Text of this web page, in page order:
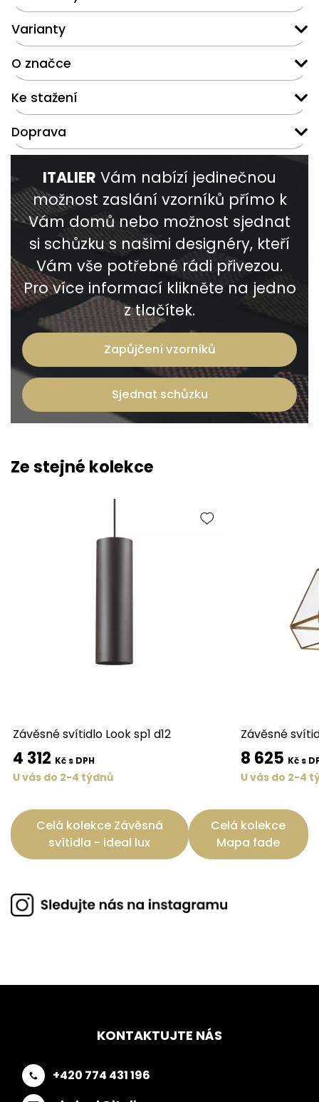
Varianty
O značce
Ke stažení
Doprava
ITALIER Vám nabízí jedinečnou
možnost zaslání vzorníků přímo k
Vám domů nebo možnost sjednat
si schůzku s našimi designéry, kteří
Vám vše potřebné rádi přivezou.
Pro více informací klikněte na jedno
z tlačítek.
Zapůjčení vzorníků
Sjednat schůzku
Ze stejné kolekce
Závěsné svítidlo Look sp1 d12
4 312 Kč s DPH
U vás do 2-4 týdnů
Závěsné
8 625 Kč s
U vás do 2-4
Celá kolekce Závěsná
svítidla - ideal lux
Celá kolekce
Mapa fade
KONTAKTUJTE NÁS
+420 774 431 196